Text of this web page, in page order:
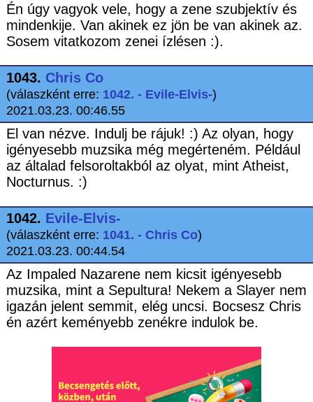
Én úgy vagyok vele, hogy a zene szubjektív és
mindenkije. Van akinek ez jön be van akinek az.
Sosem vitatkozom zenei ízlésen :).
1043. Chris Co
(válaszként erre: 1042. - Evile-Elvis-)
2021.03.23. 00:46.55
El van nézve. Indulj be rájuk! :) Az olyan, hogy
igényesebb muzsika még megérteném. Például
az általad felsoroltakból az olyat, mint Atheist,
Nocturnus. :)
1042. Evile-Elvis-
(válaszként erre: 1041. - Chris Co)
2021.03.23. 00:44.54
Az Impaled Nazarene nem kicsit igényesebb
muzsika, mint a Sepultura! Nekem a Slayer nem
igazán jelent semmit, elég uncsi. Bocsesz Chris
én azért keményebb zenékre indulok be.